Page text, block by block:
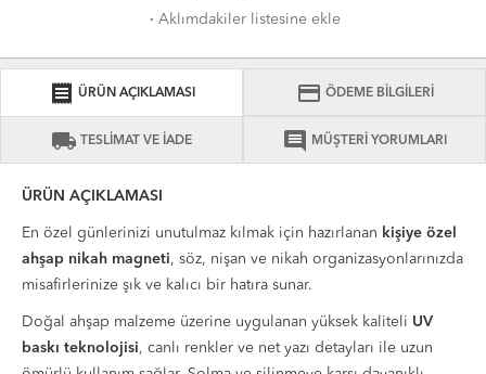
· Aklımdakiler listesine ekle
receipt ÜRÜN AÇIKLAMASI credit_card ÖDEME BİLGİLERİ
local_shipping TESLİMAT VE İADE comment MÜŞTERİ YORUMLARI
ÜRÜN AÇIKLAMASI
En özel günlerinizi unutulmaz kılmak için hazırlanan kişiye özel
ahşap nikah magneti, söz, nişan ve nikah organizasyonlarınızda
misafirlerinize şık ve kalıcı bir hatıra sunar.
Doğal ahşap malzeme üzerine uygulanan yüksek kaliteli UV
baskı teknolojisi, canlı renkler ve net yazı detayları ile uzun